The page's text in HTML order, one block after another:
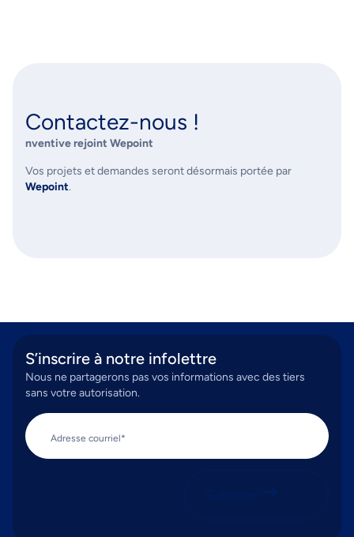
Contactez-nous !
nventive rejoint Wepoint
Vos projets et demandes seront désormais portée par
Wepoint.
S’inscrire à notre infolettre
Nous ne partagerons pas vos informations avec des tiers
sans votre autorisation.
Adresse courriel*